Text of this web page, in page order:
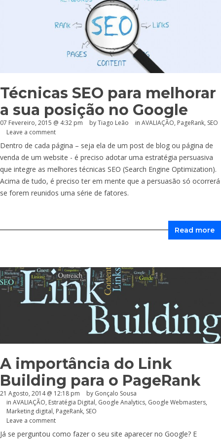
Técnicas SEO para melhorar
a sua posição no Google
07 Fevereiro, 2015 @ 4:32 pm by Tiago Leão in AVALIAÇÃO, PageRank, SEO
Leave a comment
Dentro de cada página – seja ela de um post de blog ou página de
venda de um website - é preciso adotar uma estratégia persuasiva
que integre as melhores técnicas SEO (Search Engine Optimization).
Acima de tudo, é preciso ter em mente que a persuasão só ocorrerá
se forem reunidos uma série de fatores.
Read more
A importância do Link
Building para o PageRank
21 Agosto, 2014 @ 12:18 pm by Gonçalo Sousa
in AVALIAÇÃO, Estratégia Digital, Google Analytics, Google Webmasters,
Marketing digital, PageRank, SEO
Leave a comment
Já se perguntou como fazer o seu site aparecer no Google? E